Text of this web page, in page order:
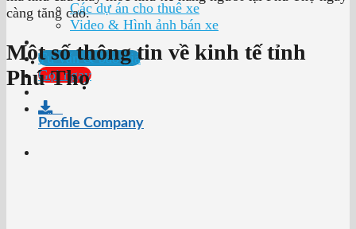
Các dự án cho thuê xe
Video & Hình ảnh bán xe
Tư vấn & báo giá
Gọi ngay
Profile Company
càng tăng cao.
Một số thông tin về kinh tế tỉnh
Phú Thọ